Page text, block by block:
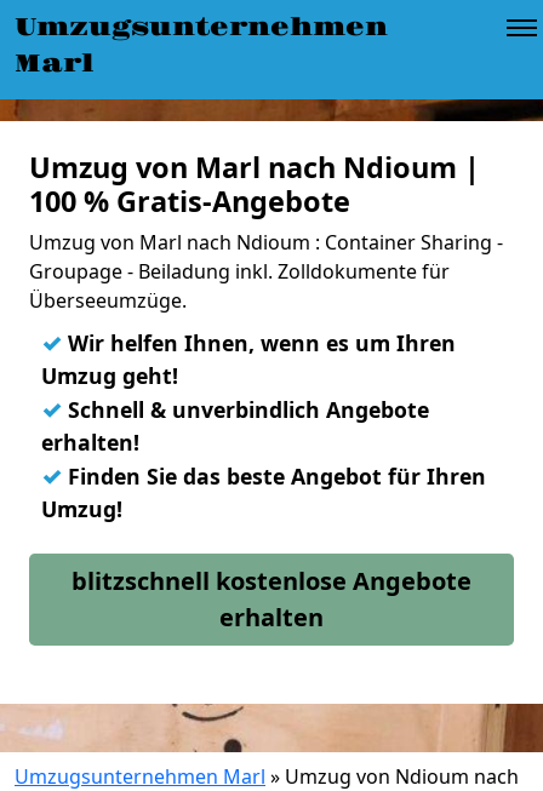
Umzugsunternehmen
Marl
Umzug von Marl nach Ndioum |
100 % Gratis-Angebote
Umzug von Marl nach Ndioum : Container Sharing -
Groupage - Beiladung inkl. Zolldokumente für
Überseeumzüge.
✓ Wir helfen Ihnen, wenn es um Ihren
Umzug geht!
✓ Schnell & unverbindlich Angebote
erhalten!
✓ Finden Sie das beste Angebot für Ihren
Umzug!
blitzschnell kostenlose Angebote
erhalten
Umzugsunternehmen Marl » Umzug von Ndioum nach